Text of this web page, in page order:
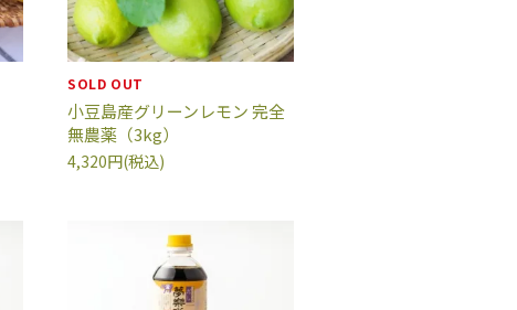
SOLD OUT
小豆島産グリーンレモン 完全
無農薬（3kg）
4,320円(税込)